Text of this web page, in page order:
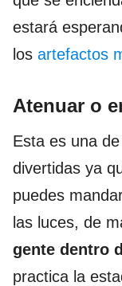
estará
los artefactos
Atenuar o
Esta es una
divertidas ya
puedes
las luces, de
gente dentro
practica la